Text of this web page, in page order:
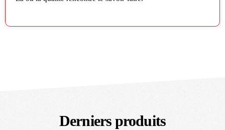
Derniers produits